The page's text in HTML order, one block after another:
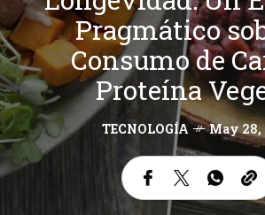
Pragmático
Consumo de
Proteína
TECNOLOGÍA May 28,